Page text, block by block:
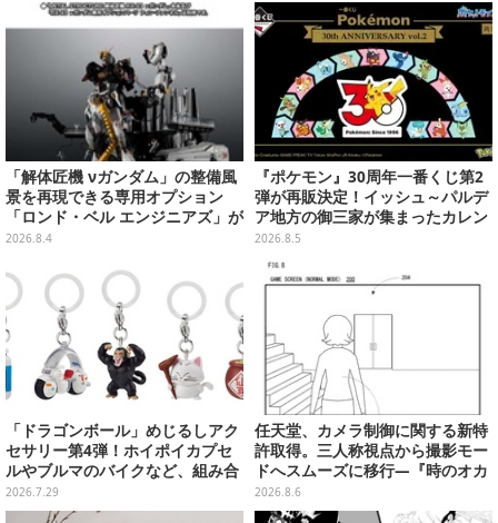
「解体匠機 νガンダム」の整備風
景を再現できる専用オプション
「ロンド・ベル エンジニアズ」が
抽選販売！応募期間は8月16日23
2026.8.4
『ポケモン』30周年一番くじ第2
弾が再販決定！イッシュ～パルデ
ア地方の御三家が集まったカレン
ダー、ぬいぐるみなど記念グッズ
盛りだくさん
2026.8.5
「ドラゴンボール」めじるしアク
セサリー第4弾！ホイポイカプセ
ルやブルマのバイクなど、組み合
わせても楽しい全5種
2026.7.29
任天堂、カメラ制御に関する新特
許取得。三人称視点から撮影モー
ドへスムーズに移行―『時のオカ
リナ』リメイク版との関連を推測
する声も
2026.8.6